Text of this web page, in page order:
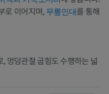
로 이어지며,무릎인대를 통해
엉덩관절 굽힘도 수행하는 넓